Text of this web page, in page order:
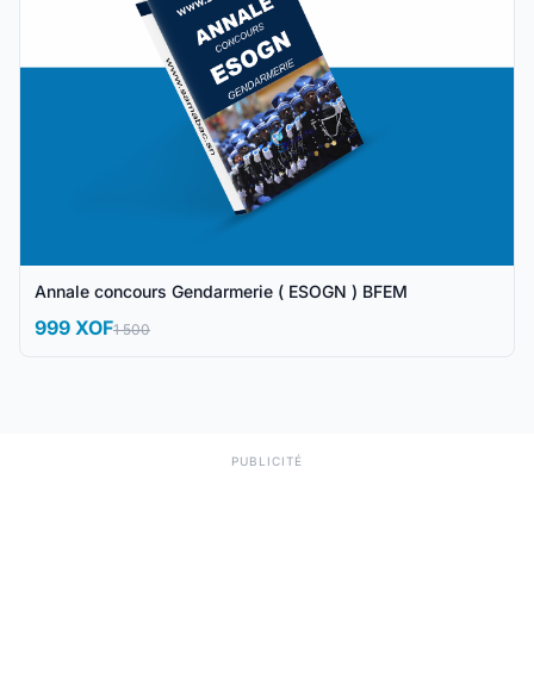
Annale concours Gendarmerie ( ESOGN ) BFEM
999 XOF1 500
PUBLICITÉ